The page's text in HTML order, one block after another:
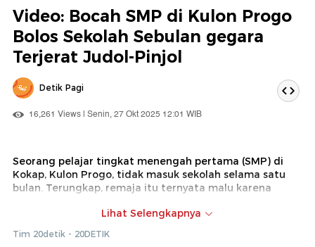
ini
Video: Bocah SMP di Kulon Progo
Bolos Sekolah Sebulan gegara
Terjerat Judol-Pinjol
Detik Pagi
16,261 Views | Senin, 27 Okt 2025 12:01 WIB
Seorang pelajar tingkat menengah pertama (SMP) di
Kokap, Kulon Progo, tidak masuk sekolah selama satu
bulan. Terungkap, remaja itu ternyata malu karena
judi online (judol) dan pinjaman online (pinjol). Simak
laporan selengkapnya hanya di detikPagi!
Lihat Selengkapnya
Tim 20detik - 20DETIK